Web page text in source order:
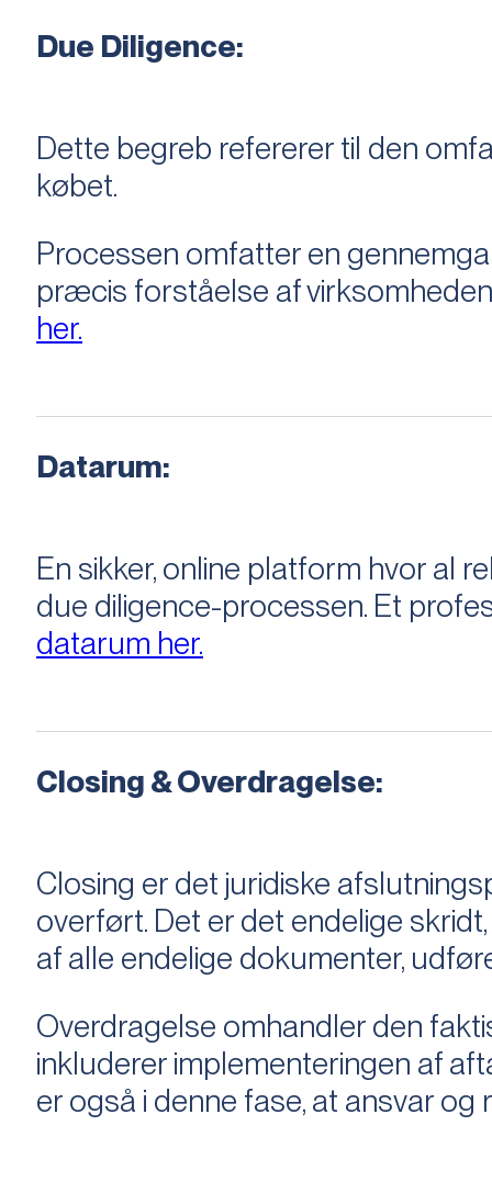
Due Diligence:
Dette begreb refererer til den
købet.
Processen omfatter en
præcis forståelse af
her.
Datarum:
En sikker, online platform hvor al
due diligence-processen. Et
datarum her.
Closing & Overdragelse:
Closing er det juridiske
overført. Det er det endelige
af alle endelige dokumenter,
Overdragelse omhandler den
inkluderer implementeringen af
er også i denne fase, at ansvar